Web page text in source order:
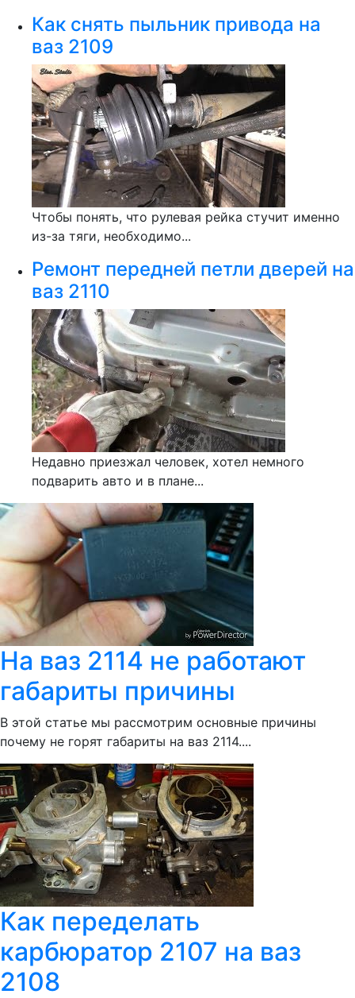
Как снять пыльник привода на
ваз 2109
Чтобы понять, что рулевая рейка стучит именно
из-за тяги, необходимо...
Ремонт передней петли дверей на
ваз 2110
Недавно приезжал человек, хотел немного
подварить авто и в плане...
На ваз 2114 не работают
габариты причины
В этой статье мы рассмотрим основные причины
почему не горят габариты на ваз 2114....
Как переделать
карбюратор 2107 на ваз
2108